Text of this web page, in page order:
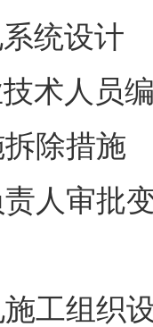
统设计
术人员
除措施
人审批
施工组织